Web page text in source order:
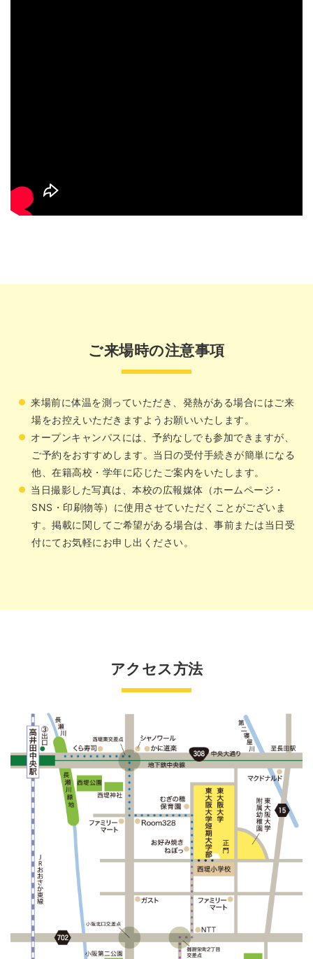
ご来場時の注意事項
来場前に体温を測っていただき、発熱がある場合にはご来
場をお控えいただきますようお願いいたします。
オープンキャンパスには、予約なしでも参加できますが、
ご予約をおすすめします。当日の受付手続きが簡単になる
他、在籍高校・学年に応じたご案内をいたします。
当日撮影した写真は、本校の広報媒体（ホームページ・
SNS・印刷物等）に使用させていただくことがございま
す。掲載に関してご希望がある場合は、事前または当日受
付にてお気軽にお申し出ください。
アクセス方法